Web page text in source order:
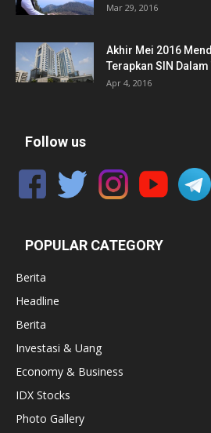
Mar 29, 2016
Akhir Mei 2016
Terapkan SIN
Apr 4, 2016
Follow us
POPULAR CATEGORY
Berita
Headline
Berita
Investasi & Uang
Economy & Business
IDX Stocks
Photo Gallery